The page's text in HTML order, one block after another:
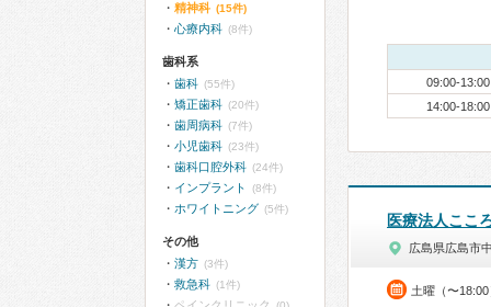
09:00-13:00
14:00-18:00
医療法人ここ
広島県広島市
土曜（〜18:00
精神科 (15件)
心療内科 (8件)
歯科系
歯科 (55件)
矯正歯科 (20件)
歯周病科 (7件)
小児歯科 (23件)
歯科口腔外科 (24件)
インプラント (8件)
ホワイトニング (5件)
その他
漢方 (3件)
救急科 (1件)